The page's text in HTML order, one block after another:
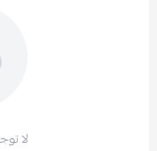
لا توجد